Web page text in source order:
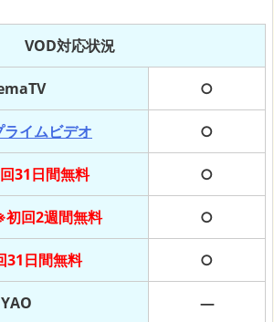
VOD対応状況
○
イムビデオ ○
31日間無料 ○
初回2週間無料 ○
31日間無料 ○
―